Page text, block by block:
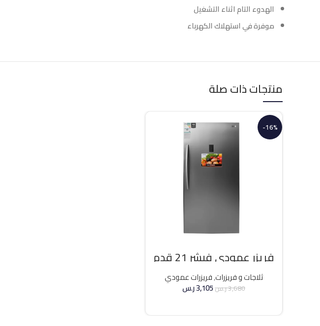
الهدوء التام اثناء التشغيل
موفرة في استهلاك الكهرباء
منتجات ذات صلة
-16%
فريزر عمودي فيشر 21 قدم انفرتر – فضي
ثلاجات و فريزرات,فريزرات عمودي
3,680ر.س3,105ر.س